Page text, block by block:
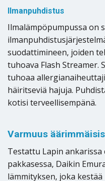
Ilmanpuhdistus
Ilmalämpöpumpussa on
suodattimineen, joiden
tuhoava Flash Streamer.
tuhoaa
häiritseviä hajuja.
kotisi terveellisempänä.
Varmuus
Testattu Lapin ankarissa
pakkasessa, Daikin
lämmityksen, joka